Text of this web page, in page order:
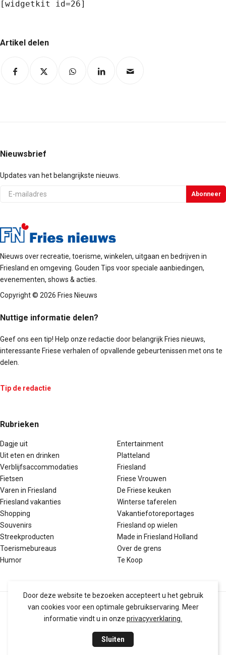
[widgetkit id=26]
Artikel delen
Nieuwsbrief
Updates van het belangrijkste nieuws.
Abonneer
Nieuws over recreatie, toerisme, winkelen, uitgaan en bedrijven in
Friesland en omgeving. Gouden Tips voor speciale aanbiedingen,
evenementen, shows & acties.
Copyright © 2026 Fries Nieuws
Nuttige informatie delen?
Geef ons een tip! Help onze redactie door belangrijk Fries nieuws,
interessante Friese verhalen of opvallende gebeurtenissen met ons te
delen.
Tip de redactie
Rubrieken
Dagje uit
Uit eten en drinken
Verblijfsaccommodaties
Fietsen
Varen in Friesland
Friesland vakanties
Shopping
Souvenirs
Streekproducten
Toerismebureaus
Humor
Entertainment
Platteland
Friesland
Friese Vrouwen
De Friese keuken
Winterse taferelen
Vakantiefotoreportages
Friesland op wielen
Made in Friesland Holland
Over de grens
Te Koop
Over Fries Nieuws
Contact
Door deze website te bezoeken accepteert u het gebruik
van cookies voor een optimale gebruikservaring. Meer
informatie vindt u in onze privacyverklaring.
Sluiten